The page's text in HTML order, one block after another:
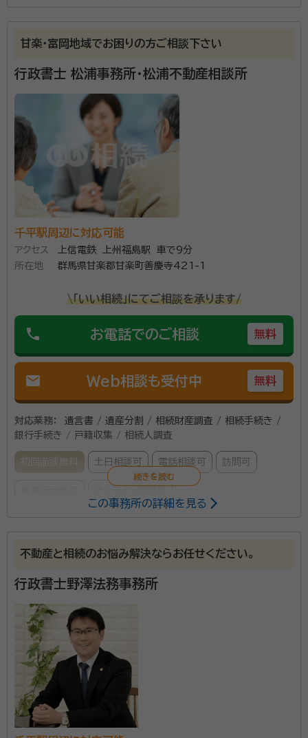
須藤 一行（すどう かずゆき） 行政書士
中島 肇（なかじま はじめ）
行政書士・社会保険労務士・宅地建物
取引士・賃貸不動産経営管理士、日本大学法学部卒、日本大学大学院国際
経歴：
続・公正証書遺言の講演
不動産・金融及び証券、骨董品の相続手続き又、相続人
が海外に在住の場合も対応します。 土地・建物以外の金
融・証券・著作権等の相続手続きも代理手続きをさせて
頂きます。 何なりとご相談を頂ければ幸いです。 安中
市役所広報に事務所紹介(あなたの想いを遺言書に、相
続のお手伝い対します)掲載 【対応地域】群馬県・長野
間】平日9:00～18:00、土日祝日、事前予約で対応可能
資格等： 行政書士, 宅地建物取引士・賃貸不動産経営管理士
甘楽・富岡地域でお困りの方ご相談下さい
行政書士 松浦事務所・松浦不動産相談所
千平駅周辺に対応可能
アクセス
上信電鉄 上州福島駅 車で9分
所在地
群馬県甘楽郡甘楽町善慶寺421-1
\「いい相続」にてご相談を承ります/
phone お電話でのご相談 無料
mail Web相談も受付中 無料
対応業務：
遺言書 / 遺産分割 / 相続財産調査 / 相続手続き /
銀行手続き / 戸籍収集 / 相続人調査
初回面談無料 土日相談可 電話相談可 訪問可
松浦彰一
行政書士・宅建士・福厳寺住職・調停委員・保護司
中小企業振興業務 土木(用地保障･河川管理）業務 市町村支援 農地政策
業務 河川管理業務 国際協力業務 福祉政策（障害者福祉･高齢者福祉･生
活保護）業務 税務･観光振興業務･地域防災業務など 曹洞宗福厳寺住職
調停委員･保護司として活動中
相続でのご相談お伺いします。
資格等： 行政書士, 宅地建物取引士
所属団体：群馬県行政書士会
この事務所の詳細を見る
不動産と相続のお悩み解決ならお任せください。
行政書士野澤法務事務所